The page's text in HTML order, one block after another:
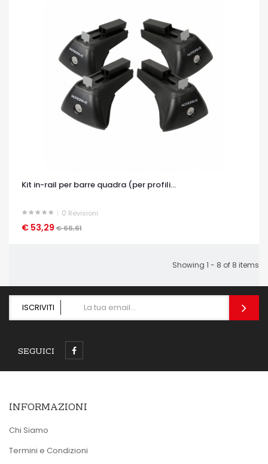
Kit in-rail per barre quadra (per profili...
0 Revisioni
€ 53,29 € 66,61
OCCHIATA VELOCE
Showing 1 - 8 of 8 items
ISCRIVITI
SEGUICI
INFORMAZIONI
Chi Siamo
Termini e Condizioni